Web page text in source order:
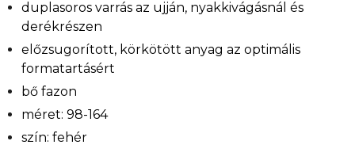
duplasoros varrás az ujján, nyakkivágásnál és
derékrészen
előzsugorított, körkötött anyag az optimális
formatartásért
bő fazon
méret: 98-164
szín: fehér